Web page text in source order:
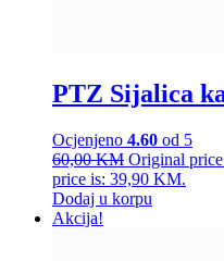
PTZ Sijalica
Ocjenjeno 4.60 od 5
60,00KM Original
price is: 39,90 KM.
Dodaj u korpu
Akcija!